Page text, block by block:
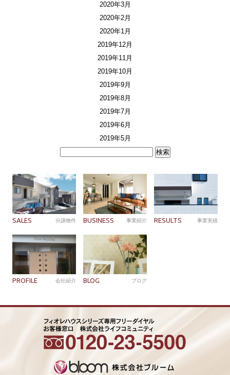
2020年3月
2020年2月
2020年1月
2019年12月
2019年11月
2019年10月
2019年9月
2019年8月
2019年7月
2019年6月
2019年5月
SALES 分譲物件 BUSINESS 事業紹介 RESULTS 事業実績
PROFILE 会社紹介 BLOG ブログ